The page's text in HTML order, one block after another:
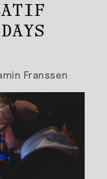
Franssen